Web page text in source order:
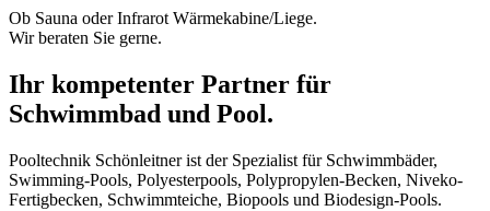
Ob Sauna oder Infrarot Wärmekabine/Liege.
Wir beraten Sie gerne.
Ihr kompetenter Partner für
Schwimmbad und Pool.
Pooltechnik Schönleitner ist der Spezialist für Schwimmbäder,
Swimming-Pools, Polyesterpools, Polypropylen-Becken, Niveko-
Fertigbecken, Schwimmteiche, Biopools und Biodesign-Pools.